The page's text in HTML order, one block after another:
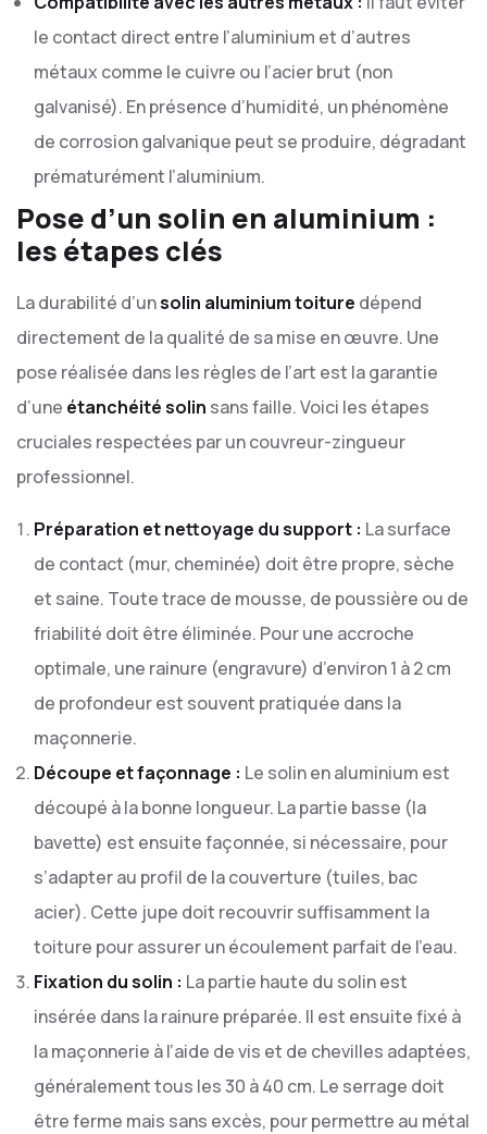
le contact direct entre l’aluminium et d’autres
métaux comme le cuivre ou l’acier brut (non
galvanisé). En présence d’humidité, un phénomène
de corrosion galvanique peut se produire, dégradant
prématurément l’aluminium.
Pose d’un solin en aluminium :
les étapes clés
La durabilité d’unsolin aluminium toiture dépend
directement de la qualité de sa mise en œuvre. Une
pose réalisée dans les règles de l’art est la garantie
d’une étanchéité solin sans faille. Voici les étapes
cruciales respectées par un couvreur-zingueur
professionnel.
Préparation et nettoyage du support : La surface
de contact (mur, cheminée) doit être propre, sèche
et saine. Toute trace de mousse, de poussière ou de
friabilité doit être éliminée. Pour une accroche
optimale, une rainure (engravure) d’environ 1 à 2 cm
de profondeur est souvent pratiquée dans la
maçonnerie.
Découpe et façonnage : Le solin en aluminium est
découpé à la bonne longueur. La partie basse (la
bavette) est ensuite façonnée, si nécessaire, pour
s’adapter au profil de la couverture (tuiles, bac
acier). Cette jupe doit recouvrir suffisamment la
toiture pour assurer un écoulement parfait de l’eau.
Fixation du solin : La partie haute du solin est
insérée dans la rainure préparée. Il est ensuite fixé à
la maçonnerie à l’aide de vis et de chevilles adaptées,
généralement tous les 30 à 40 cm. Le serrage doit
être ferme mais sans excès, pour permettre au métal